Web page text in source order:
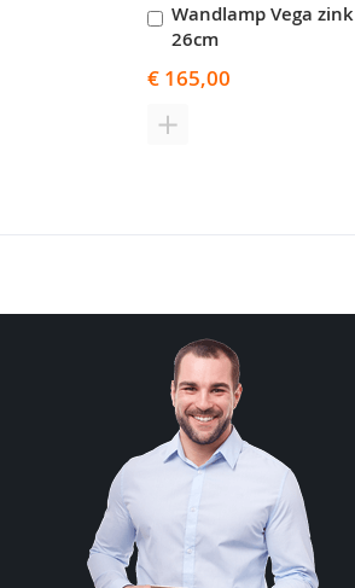
Wandlamp Vega zink
26cm
€ 165,00
In
Winkelwagen
TOEVOEGEN